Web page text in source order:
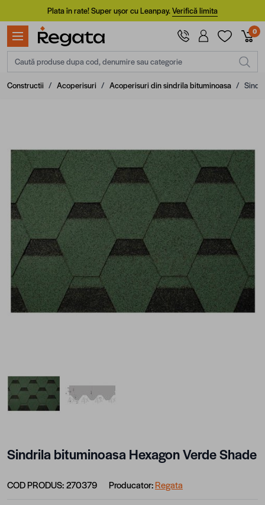
Mergi la ConținutPlata în rate! Super ușor cu Leanpay.Verifică limita
0
Caută produse dupa cod, denumire sau categorie
Constructii / Acoperisuri / Acoperisuri din sindrila bituminoasa /
View larger image
Sindrila bituminoasa Hexagon Verde Shade
COD PRODUS:270379 Producator:Regata